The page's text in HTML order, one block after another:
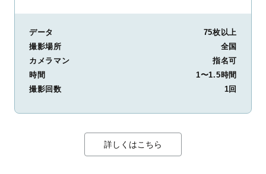
データ
75枚以上
撮影場所
全国
カメラマン
指名可
時間
1〜1.5時間
撮影回数
1回
詳しくはこちら